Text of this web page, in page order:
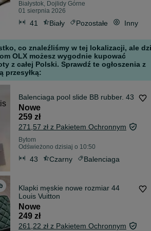
Białystok, Dojlidy Górne
01 sierpnia 2026
41 Biały Pozostałe Inny
co znaleźliśmy w tej lokalizacji, ale
OLX możesz wygodnie kupować
z całej Polski. Sprawdź te ogłoszenia z
przesyłką:
Balenciaga pool slide BB rubber. 43
Nowe
259 zł
271,57 zł z Pakietem Ochronnym
Bytom
Odświeżono dzisiaj o 10:50
43 Czarny Balenciaga
Klapki męskie nowe rozmiar 44
Louis Vuitton
Nowe
249 zł
261,22 zł z Pakietem Ochronnym